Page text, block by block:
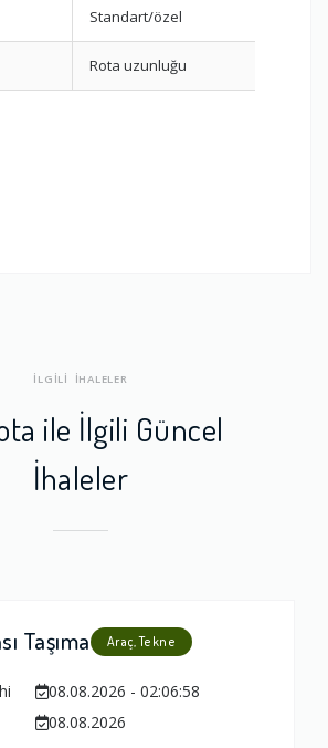
Standart/özel
Rota uzunluğu
İLGİLİ İHALELER
ile İlgili Güncel
İhaleler
Taşıma Araç, Tekne
08.08.2026 - 02:06:58
08.08.2026